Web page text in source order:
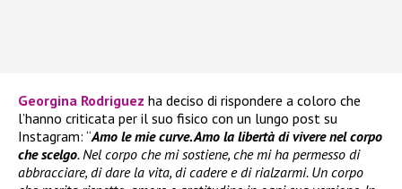
Georgina Rodriguez ha deciso di rispondere a coloro che
l’hanno criticata per il suo fisico con un lungo post su
Instagram: “Amo le mie curve. Amo la libertà di vivere nel corpo
che scelgo. Nel corpo che mi sostiene, che mi ha permesso di
abbracciare, di dare la vita, di cadere e di rialzarmi. Un corpo